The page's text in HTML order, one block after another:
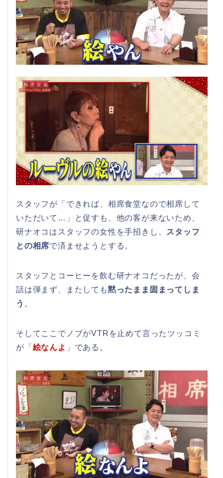
スタッフが「できれば、相席食堂なので相席して
いただいて…」と促すも、他の客が来ないため、
研ナオコはスタッフの女性を手招きし、 スタッフ
との相席で済ませようとする。
スタッフとコーヒーを飲む研ナオコだったが、会
話は弾まず、またしても黙ったまま固まってしま
う 。
そしてここでノブがVTRを止めて言ったツッコミ
が「 絵なんよ 」である。